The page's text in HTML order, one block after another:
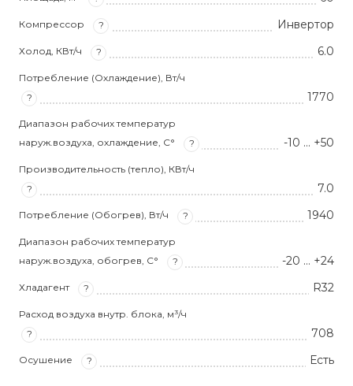
Компрессор ? Инвертор
Холод, КВт/ч ? 6.0
Потребление (Охлаждение), Вт/ч
?
1770
Диапазон рабочих температур
наруж.воздуха, охлаждение, С°
? -10 … +50
Производительность (тепло), КВт/ч
?
7.0
Потребление (Обогрев), Вт/ч ? 1940
Диапазон рабочих температур
наруж.воздуха, обогрев, С°
? -20 … +24
Хладагент ? R32
Расход воздуха внутр. блока, м³/ч
?
708
Осушение ? Есть